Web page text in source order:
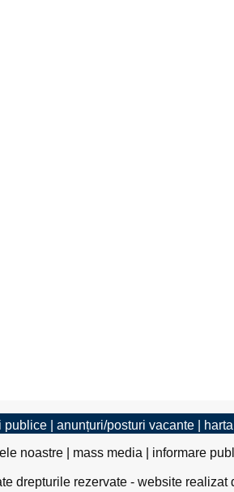
publice| anunțuri/posturi vacante|
noastre| mass media informare
drepturile rezervate - website